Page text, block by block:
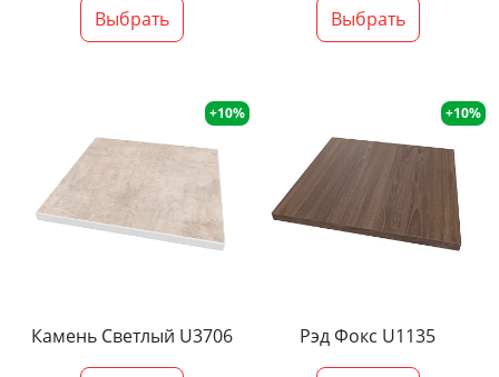
Выбрать Выбрать
+10%
Камень Светлый U3706
+10%
Рэд Фокс U1135